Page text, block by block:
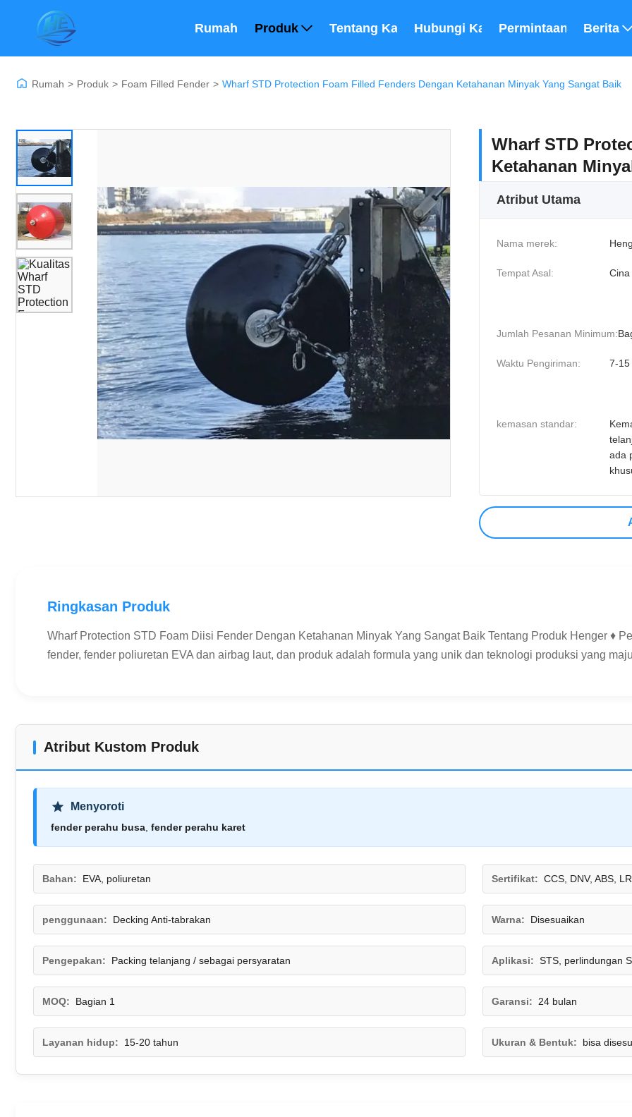
Rumah Produk Tentang Kami Hubungi KamiPermintaan Berita
Rumah > Produk > Foam Filled Fender > Wharf STD Protection Foam Filled Fenders Dengan Ketahanan Minyak Yang Sangat Baik
Wharf STD
Ketahanan
Atribut Utama
Nama merek:
Tempat Asal: Cina
Jumlah Pesanan Minimum:
Waktu Pengiriman: 7-15
kemasan standar:
ada
Ringkasan Produk
Wharf Protection STD Foam Diisi Fender Dengan Ketahanan Minyak Yang Sangat Baik Tentang Produk Henger ♦
fender, fender poliuretan EVA dan airbag laut, dan produk adalah formula yang unik dan teknologi produksi yang
Atribut Kustom Produk
Menyoroti
fender perahu busa fender perahu karet
Bahan: EVA, poliuretan Sertifikat: CCS, DNV, ABS,
penggunaan: Decking Anti-tabrakan Warna: Disesuaikan
Pengepakan: Packing telanjang / sebagai persyaratan Aplikasi: STS, perlindungan
MOQ: Bagian 1 Garansi: 24 bulan
Layanan hidup: 15-20 tahun Ukuran & Bentuk: bisa